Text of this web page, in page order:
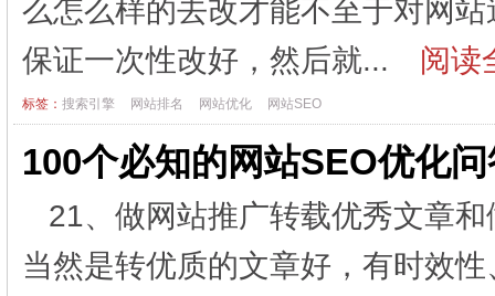
么怎么样的去改才能不至于对网
保证一次性改好，然后就...
阅读
标签： 搜索引擎 网站排名 网站优化 网站SEO
100个必知的网站SEO优化
21、做网站推广转载优秀文章
当然是转优质的文章好，有时效